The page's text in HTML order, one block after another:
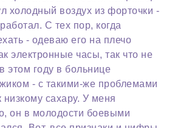
холодный воздух из форточки -
С тех пор, когда
- одеваю его на плечо
электронные часы, так что не
этом году в больнице
- с такими-же проблемами
низкому сахару. У меня
он в молодости боевыми